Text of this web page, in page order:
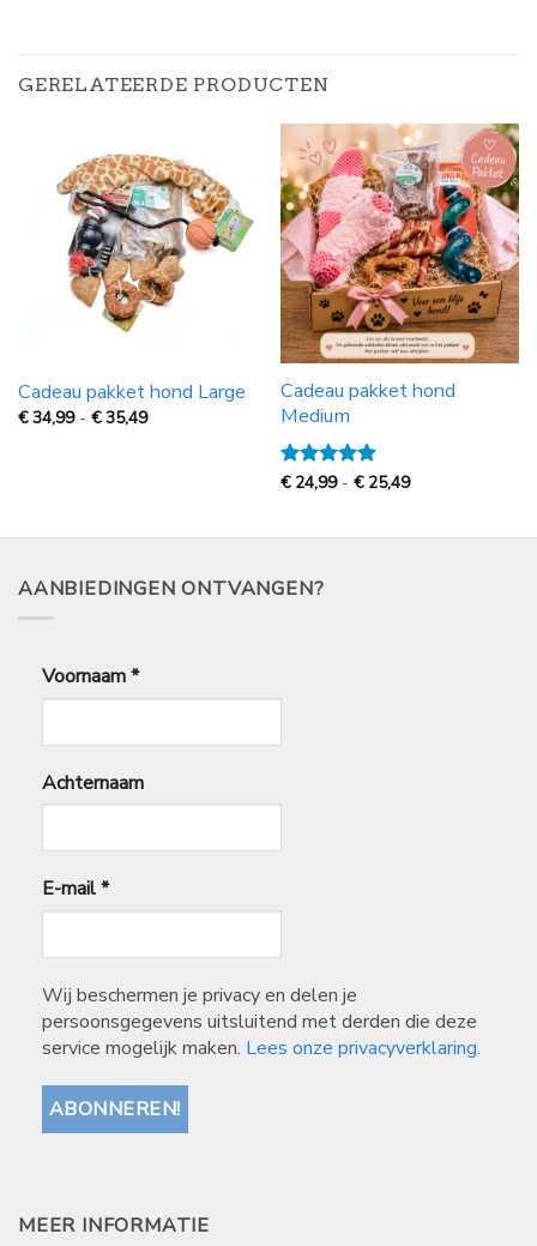
GERELATEERDE PRODUCTEN
Cadeau pakket hond Large
€34,99 - €35,49Prijsklasse:
Cadeau pakket hond
Medium
Gewaardeerd
€ 24,99 - € 25,49Prijsklasse:
€
AANBIEDINGEN ONTVANGEN?
Voornaam*
Achternaam
E-mail*
Wij beschermen je privacy en delen je
persoonsgegevens uitsluitend met derden die deze
service mogelijk maken. Lees onze privacyverklaring.
MEER INFORMATIE